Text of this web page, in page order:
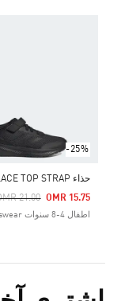
-25%
From
21.00 OMR 15.75
اطفال 4-8 سنوات Sportswear